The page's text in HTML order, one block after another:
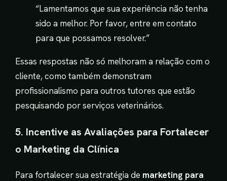
“Lamentamos que sua experiência não tenha
sido a melhor. Por favor, entre em contato
para que possamos resolver.”
Essas respostas não só melhoram a relação com o
cliente, como também demonstram
profissionalismo para outros tutores que estão
pesquisando por serviços veterinários.
5. Incentive as Avaliações para Fortalecer
o Marketing da Clínica
Para fortalecer sua estratégia de marketing para